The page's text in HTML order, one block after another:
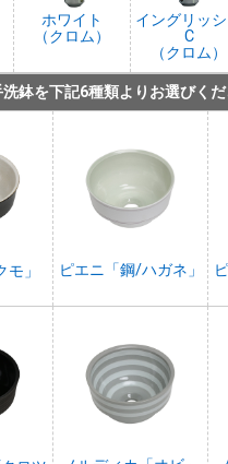
ホワイト
（クロム）
イングリッ
C
（クロム）
洗鉢を下記6種類よりお選びくだ
」 ピエニ「鋼/ハガネ」